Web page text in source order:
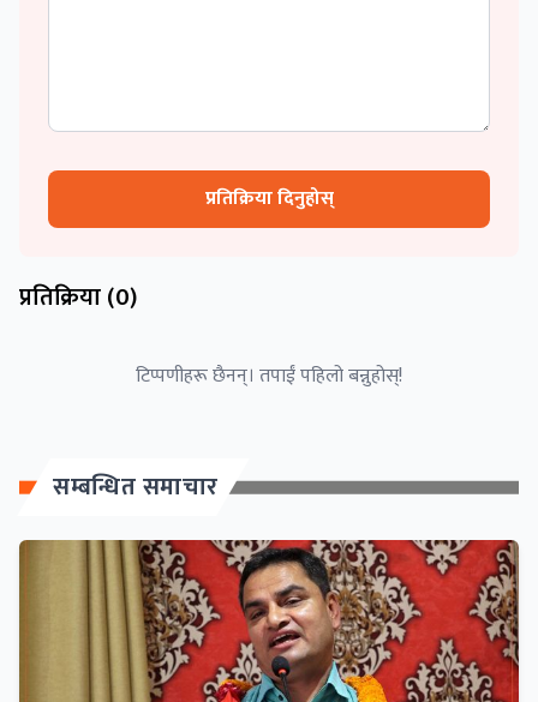
प्रतिक्रिया दिनुहोस्
प्रतिक्रिया (0)
टिप्पणीहरू छैनन्। तपाईं पहिलो बन्नुहोस्!
सम्बन्धित समाचार